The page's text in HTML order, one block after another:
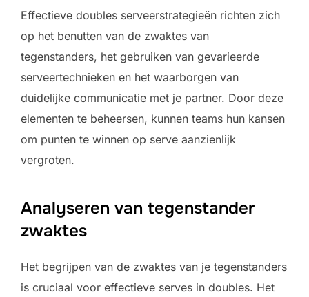
Effectieve doubles serveerstrategieën richten zich
op het benutten van de zwaktes van
tegenstanders, het gebruiken van gevarieerde
serveertechnieken en het waarborgen van
duidelijke communicatie met je partner. Door deze
elementen te beheersen, kunnen teams hun kansen
om punten te winnen op serve aanzienlijk
vergroten.
Analyseren van tegenstander
zwaktes
Het begrijpen van de zwaktes van je tegenstanders
is cruciaal voor effectieve serves in doubles. Het